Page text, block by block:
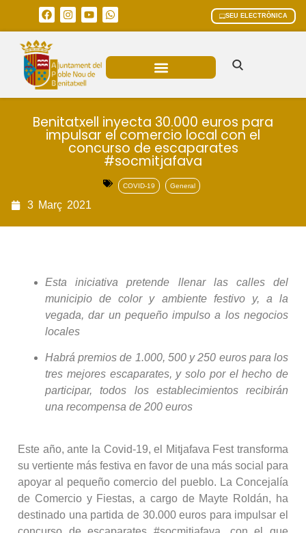
SEU ELECTRÒNICA
Benitatxell inyecta 30.000 euros para
impulsar el comercio local con el
concurso de escaparates
#socmitjafava
COVID-19 General
3 Març 2021
Esta iniciativa pretende llenar las calles del
municipio de color y ambiente festivo y, a la
vegada, dar un pequeño impulso a los negocios
locales
Habrá premios de 1.000, 500 y 250 euros para los
tres mejores escaparates, y solo por el hecho de
participar, todos los establecimientos recibirán
una recompensa de 200 euros
Este año, ante la Covid-19, el Mitjafava Fest transforma
su vertiente más festiva en favor de una más social para
apoyar al pequeño comercio del pueblo. La Concejalía
de Comercio y Fiestas, a cargo de Mayte Roldán, ha
destinado una partida de 30.000 euros para impulsar el